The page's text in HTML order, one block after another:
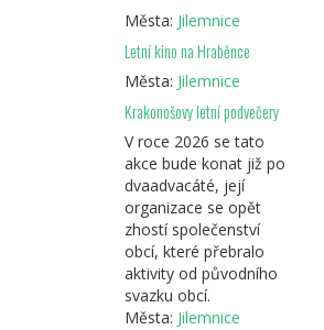
Města: Jilemnice
Letní kino na Hraběnce
Města: Jilemnice
Krakonošovy letní podvečery
V roce 2026 se tato
akce bude konat již po
dvaadvacáté, její
organizace se opět
zhostí společenství
obcí, které přebralo
aktivity od původního
svazku obcí.
Města: Jilemnice